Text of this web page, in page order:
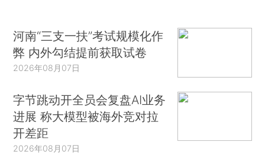
河南“三支一扶”考试规模化作
弊 内外勾结提前获取试卷
2026年08月07日
字节跳动开全员会复盘AI业务
进展 称大模型被海外竞对拉
开差距
2026年08月07日